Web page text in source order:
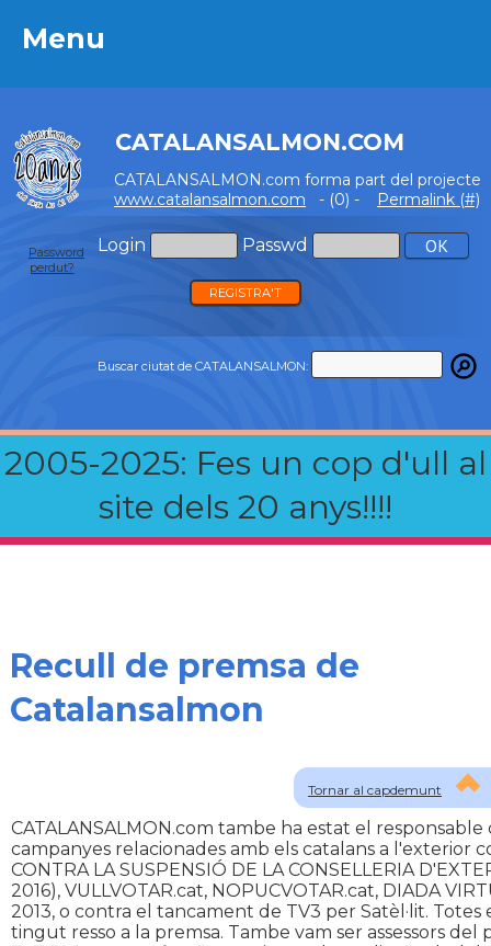
Menu
CATALANSALMON.COM
CATALANSALMON.com forma part del projecte
www.catalansalmon.com - (0) - Permalink (#)
Login Passwd
Password
perdut?
REGISTRA'T
Buscar ciutat de CATALANSALMON:
2005-2025: Fes un cop d'ull al
site dels 20 anys!!!!
Menu
Tornar al capdemunt
Recull de premsa de
Catalansalmon
CATALANSALMON.com tambe ha estat el responsable
campanyes relacionades amb els catalans a l'exterior
CONTRA LA SUSPENSIÓ DE LA CONSELLERIA
2016), VULLVOTAR.cat, NOPUCVOTAR.cat, DIADA
2013, o contra el tancament de TV3 per Satèl·lit. Totes
tingut resso a la premsa. Tambe vam ser assessors del